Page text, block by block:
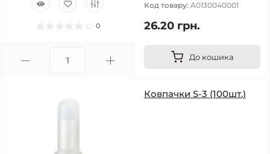
0
Код товару: A0130040001
26.20 грн.
До кошика
Ковпачки S-3 (100шт.)